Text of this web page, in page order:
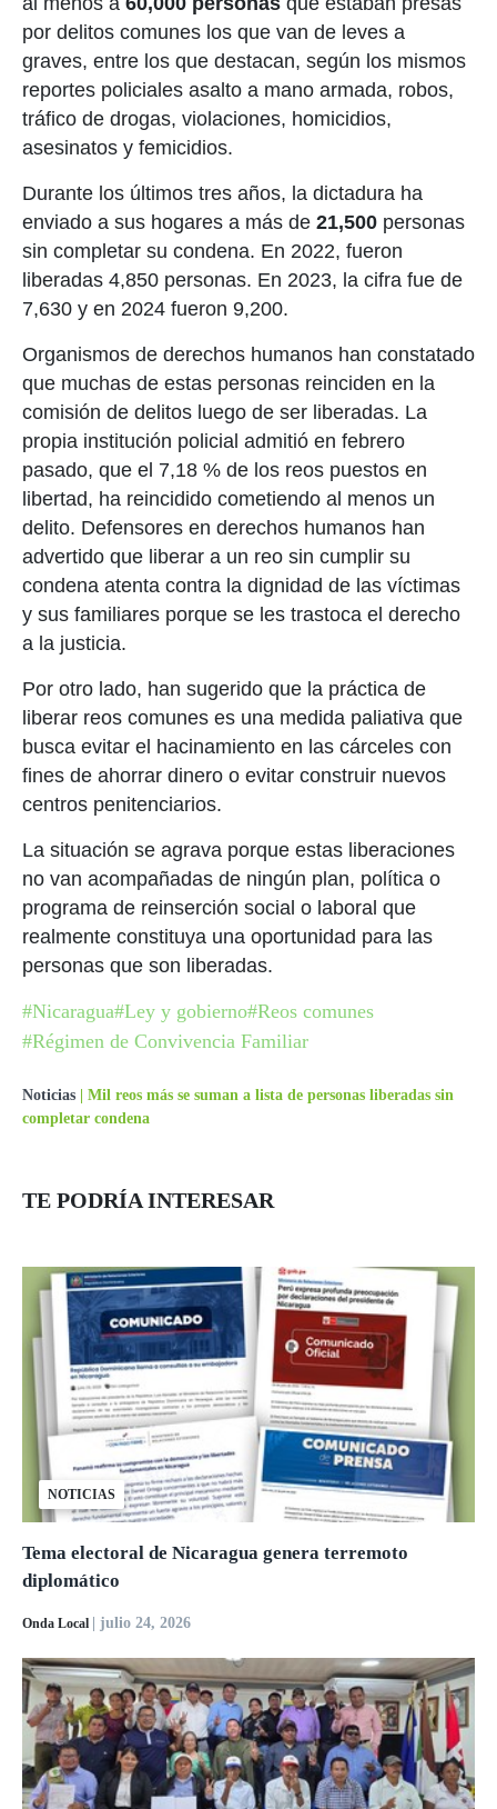
por delitos comunes los que van de leves a
graves, entre los que destacan, según los mismos
reportes policiales asalto a mano armada, robos,
tráfico de drogas, violaciones, homicidios,
asesinatos y femicidios.
Durante los últimos tres años, la dictadura ha
enviado a sus hogares a más de 21,500 personas
sin completar su condena. En 2022, fueron
liberadas 4,850 personas. En 2023, la cifra fue de
7,630 y en 2024 fueron 9,200.
Organismos de derechos humanos han constatado
que muchas de estas personas reinciden en la
comisión de delitos luego de ser liberadas. La
propia institución policial admitió en febrero
pasado, que el 7,18 % de los reos puestos en
libertad, ha reincidido cometiendo al menos un
delito. Defensores en derechos humanos han
advertido que liberar a un reo sin cumplir su
condena atenta contra la dignidad de las víctimas
y sus familiares porque se les trastoca el derecho
a la justicia.
Por otro lado, han sugerido que la práctica de
liberar reos comunes es una medida paliativa que
busca evitar el hacinamiento en las cárceles con
fines de ahorrar dinero o evitar construir nuevos
centros penitenciarios.
La situación se agrava porque estas liberaciones
no van acompañadas de ningún plan, política o
programa de reinserción social o laboral que
realmente constituya una oportunidad para las
personas que son liberadas.
#Nicaragua#Ley y gobierno#Reos comunes
#Régimen de Convivencia Familiar
Noticias
Mil reos más se suman a lista de personas liberadas sin
completar condena
TE PODRÍA INTERESAR
NOTICIAS
Tema electoral de Nicaragua genera terremoto
diplomático
Onda Local | julio 24, 2026